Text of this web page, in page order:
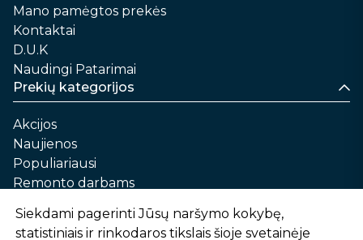
Mano pamėgtos prekės
Kontaktai
D.U.K
Naudingi Patarimai
Prekių kategorijos
Akcijos
Naujienos
Populiariausi
Remonto darbams
Automobilių priežiūrai
Siekdami pagerinti Jūsų naršymo kokybę,
statistiniais ir rinkodaros tikslais šioje svetainėje